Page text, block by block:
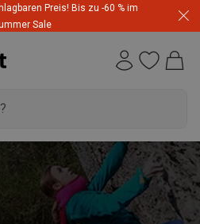
Preis! Bis zu -60 % im
Sale